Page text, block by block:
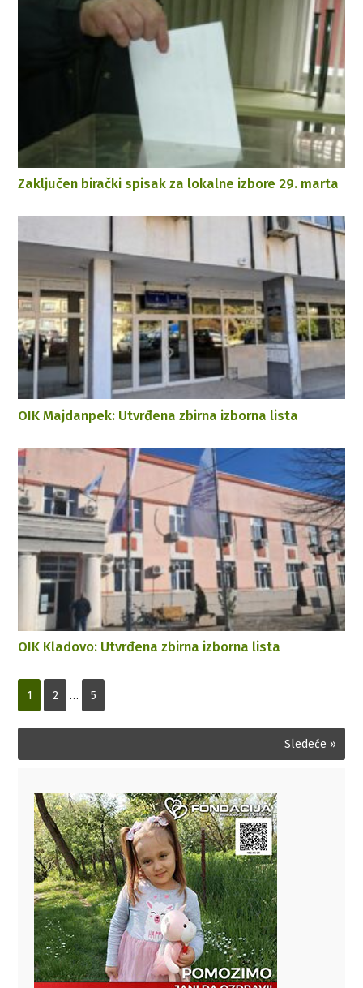
Zaključen birački spisak za lokalne izbore 29. marta
OIK Majdanpek: Utvrđena zbirna izborna lista
OIK Kladovo: Utvrđena zbirna izborna lista
1 2 … 5
Sledeće »